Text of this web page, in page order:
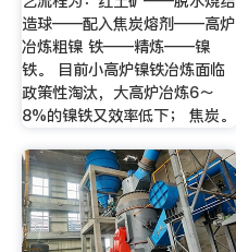
造球——配入焦炭熔剂——高炉
冶炼粗镍 铁——精炼——镍
铁。 目前小高炉镍铁冶炼面临
政策性淘汰，大高炉冶炼6～
8%的镍铁又效率低下； 焦炭。